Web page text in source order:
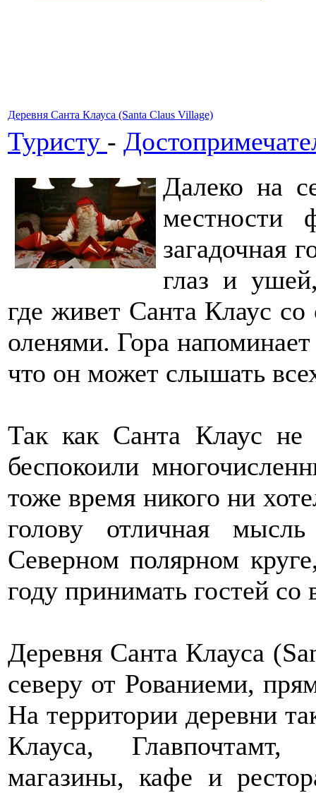
Деревня Санта Клауса (Santa Claus Village)
Туристу -
Далеко на
местности
загадочная
глаз и
где живет Санта Клаус
оленями. Гора
что он может слышать
Так как Санта Клаус
беспокоили
тоже время никого ни
голову отличная
Северном полярном
году принимать гостей со
Деревня Санта Клауса
северу от Рованиеми,
На территории деревни
Клауса, Главпочтамт,
магазины, кафе и